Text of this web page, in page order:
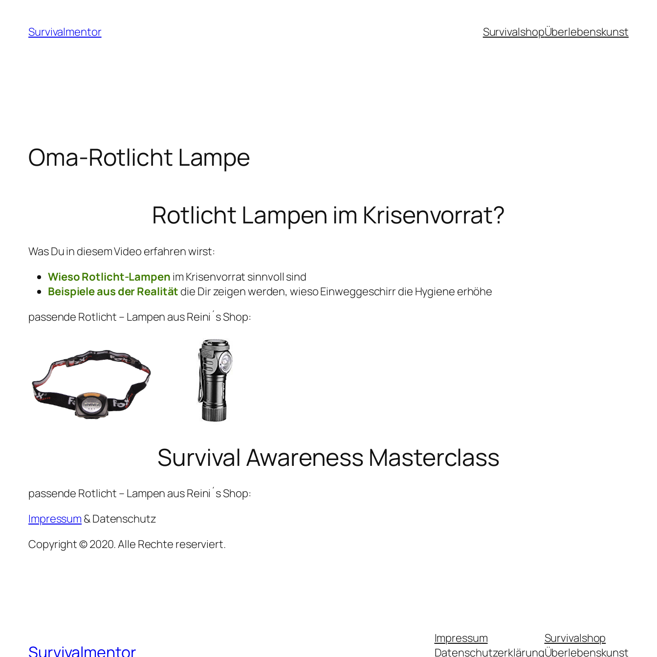
Inhalt
springen
Survivalmentor SurvivalshopÜberlebenskunst
Oma-Rotlicht Lampe
Rotlicht Lampen im Krisenvorrat?
Was Du in diesem Video erfahren wirst:
Wieso Rotlicht-Lampen im Krisenvorrat sinnvoll sind
Beispiele aus der Realität die Dir zeigen werden, wieso Einweggeschirr die Hygiene erhöhe
passende Rotlicht – Lampen aus Reini´s Shop:
Survival Awareness Masterclass
passende Rotlicht – Lampen aus Reini´s Shop:
Impressum & Datenschutz
Copyright © 2020. Alle Rechte reserviert.
Survivalmentor
Impressum
Datenschutzerklärung
Survivalshop
Überlebenskunst